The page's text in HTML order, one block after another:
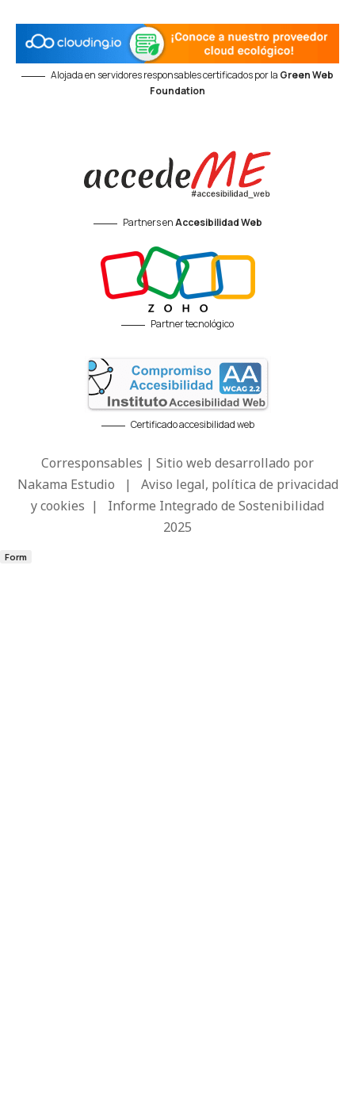
Alojada en servidores responsables certificados por la Green Web
Foundation
Partners enAccesibilidad Web
Partner tecnológico
Certificado accesibilidad web
Corresponsables | Sitio web desarrollado por
Nakama Estudio | Aviso legal, política de privacidad
y cookies | Informe Integrado de Sostenibilidad
2025
Form